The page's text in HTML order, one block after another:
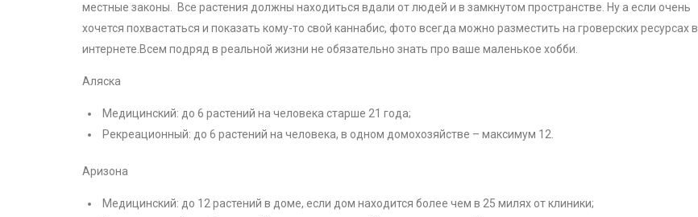
местные законы. Все растения должны находиться вдали от людей и в замкнутом пространстве. Ну а если очень
хочется похвастаться и показать кому-то свой каннабис, фото всегда можно разместить на гроверских ресурсах в
интернете.Всем подряд в реальной жизни не обязательно знать про ваше маленькое хобби.
Аляска
Медицинский: до 6 растений на человека старше 21 года;
Рекреационный: до 6 растений на человека, в одном домохозяйстве – максимум 12.
Аризона
Медицинский: до 12 растений в доме, если дом находится более чем в 25 милях от клиники;